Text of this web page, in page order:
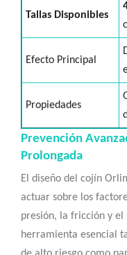
Tallas Disponibles
Efecto Principal
Propiedades
Prevención
Prolongada
El diseño del cojín
actuar sobre los
presión, la fricción y el
herramienta esencial